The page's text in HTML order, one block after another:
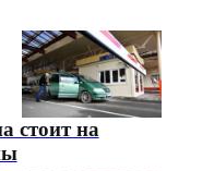
стоит на